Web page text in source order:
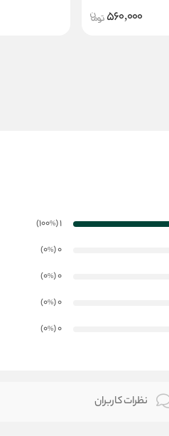
560,000
1
(100
%
)
0
(0
%
)
0
(0
%
)
0
(0
%
)
0
(0
%
)
نظرات کاربران